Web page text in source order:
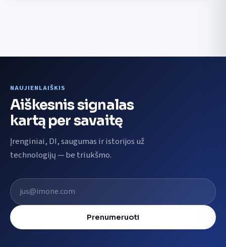
NAUJIENLAIŠKIS
Aiškesnis signalas
kartą per savaitę
Įrenginiai, DI, saugumas ir istorijos už
technologijų — be triukšmo.
El. pašto adresas
Prenumeruoti